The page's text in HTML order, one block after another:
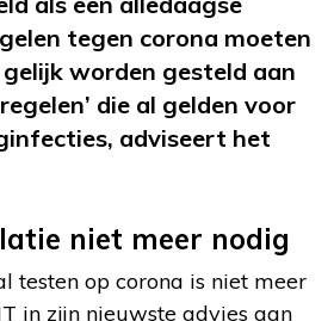
tegen corona moeten
worden gesteld aan
die al gelden voor
adviseert het
niet meer nodig
testen op corona is niet meer
in zijn nieuwste advies aan